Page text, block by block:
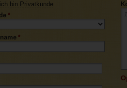
bin Privatkunde
*
*